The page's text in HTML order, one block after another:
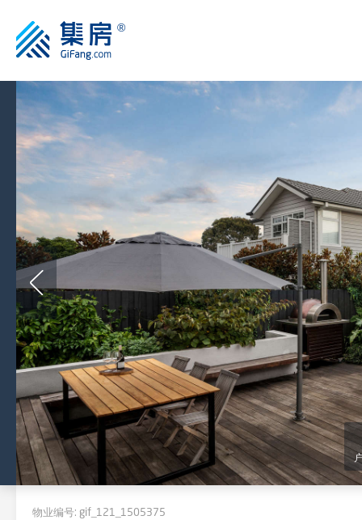
物业编号: gif_121_1505375